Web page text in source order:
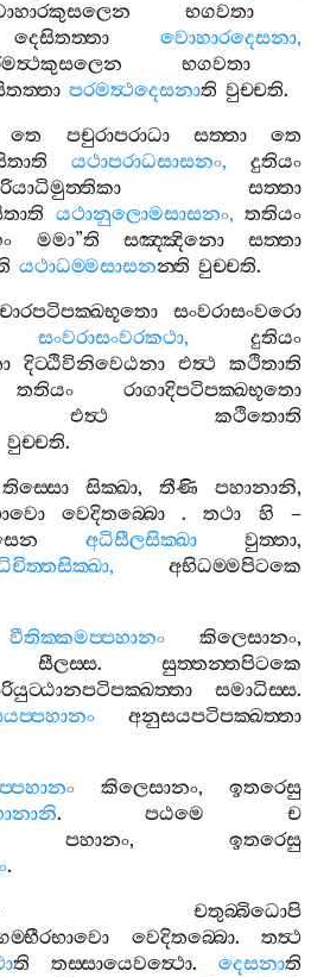
භගවතා
දෙසිතත‍්තා වොහාරදෙසනා,
භගවතා
පරමත්‍ථදෙසනාති වුච‍්චති.
තෙ පචුරාපරාධා සත‍්තා
තෙ
යථාපරාධසාසනං,
දුතියං
සත‍්තා
යථානුලොමසාසනං, තතියං
මමා”ති සඤ‍්ඤිනො
සත‍්තා
යථාධම‍්මසාසනන‍්ති වුච‍්චති.
සංවරාසංවරො
සංවරාසංවරකථා,
දුතියං
දිට‍්ඨිවිනිවෙඨනා එත්‍ථ කථිතාති
තතියං
රාගාදිපටිපක‍්ඛභූතො
එත්‍ථ
කථිතොති
වුච‍්චති.
තිස‍්සො සික‍්ඛා,තීණි පහානානි,
වෙදිතබ‍්බො.තථා හි –
අධිසීලසික‍්ඛා වුත‍්තා,
,
අභිධම‍්මපිටකෙ
වීතික‍්කමප‍්පහානං කිලෙසානං,
සීලස‍්ස. සුත‍්තන‍්තපිටකෙ
සමාධිස‍්ස.
අනුසයපටිපක‍්ඛත‍්තා
කිලෙසානං, ඉතරෙසු
. පඨමෙ
ච
පහානං, ඉතරෙසු
.
චතුබ‍්බිධොපි
වෙදිතබ‍්බො. තත්‍ථ
ති තස‍්සායෙවත්‍ථො. දෙසනාති